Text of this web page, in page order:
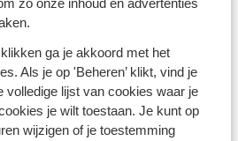
ga je akkoord met het
Als je op 'Beheren’ klikt, vind je
volledige lijst van cookies waar je
je wilt toestaan. Je kunt op
wijzigen of je toestemming
middel van het sturen van een
van 'klacht
Sunweb zal de klacht in
en contact opnemen met de
daarvan. Indien de
van de klager is